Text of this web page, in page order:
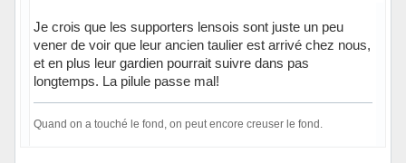
Je crois que les supporters lensois sont juste un peu
vener de voir que leur ancien taulier est arrivé chez nous,
et en plus leur gardien pourrait suivre dans pas
longtemps. La pilule passe mal!
Quand on a touché le fond, on peut encore creuser le fond.